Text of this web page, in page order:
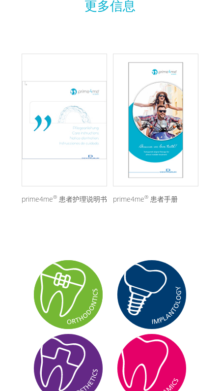
更多信息
prime4me®患者护理说明书 prime4me®患者手册